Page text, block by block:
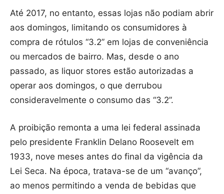
Até 2017, no entanto, essas lojas não podiam abrir
aos domingos, limitando os consumidores à
compra de rótulos “3.2” em lojas de conveniência
ou mercados de bairro. Mas, desde o ano
passado, as liquor stores estão autorizadas a
operar aos domingos, o que derrubou
consideravelmente o consumo das “3.2”.
A proibição remonta a uma lei federal assinada
pelo presidente Franklin Delano Roosevelt em
1933, nove meses antes do final da vigência da
Lei Seca. Na época, tratava-se de um “avanço”,
ao menos permitindo a venda de bebidas que